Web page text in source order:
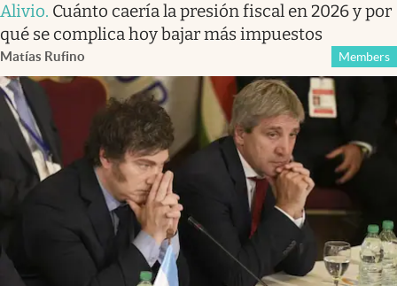
Alivio. Cuánto caería la presión fiscal en 2026 y por
qué se complica hoy bajar más impuestos
Matías Rufino Members